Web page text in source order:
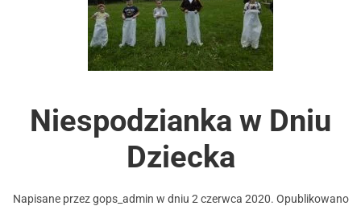
Niespodzianka w Dniu
Dziecka
Napisane przezgops_admin w dniu 2 czerwca 2020. Opublikowano